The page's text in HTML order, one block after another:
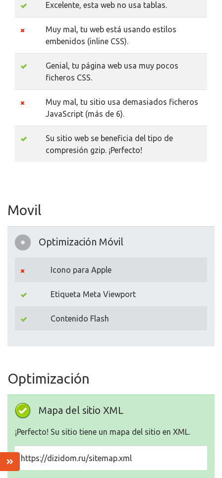
Excelente, esta web no usa tablas.
Muy mal, tu web está usando estilos
embenidos (inline CSS).
Genial, tu página web usa muy pocos
ficheros CSS.
Muy mal, tu sitio usa demasiados ficheros
JavaScript (más de 6).
Su sitio web se beneficia del tipo de
compresión gzip. ¡Perfecto!
Movil
Optimización Móvil
Icono para Apple
Etiqueta Meta Viewport
Contenido Flash
Optimización
Mapa del sitio XML
¡Perfecto! Su sitio tiene un mapa del sitio en XML.
https://dizidom.ru/sitemap.xml